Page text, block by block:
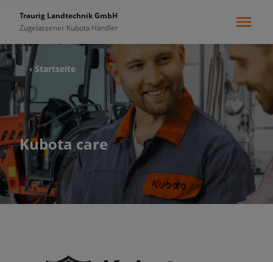
Traurig Landtechnik GmbH
Zugelassener Kubota Händler
‹ Startseite
Kubota care